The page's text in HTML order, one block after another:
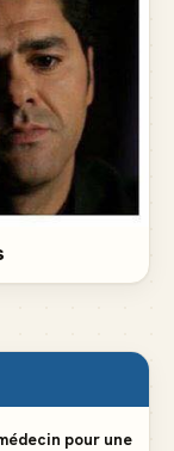
pour une